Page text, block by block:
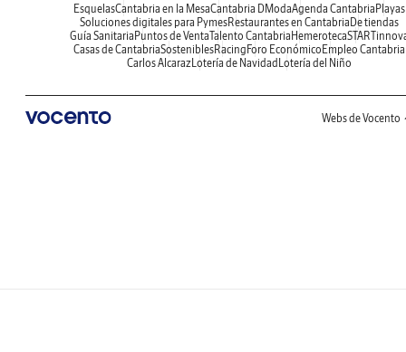
EsquelasCantabria en la MesaCantabria DModaAgenda CantabriaPlayas
Soluciones digitales para PymesRestaurantes en CantabriaDe tiendas
Guía SanitariaPuntos de VentaTalento CantabriaHemeroteca
Casas de CantabriaSosteniblesRacingForo EconómicoEmpleo Cantabria
Carlos AlcarazLotería de NavidadLotería del Niño
Webs de Vocento